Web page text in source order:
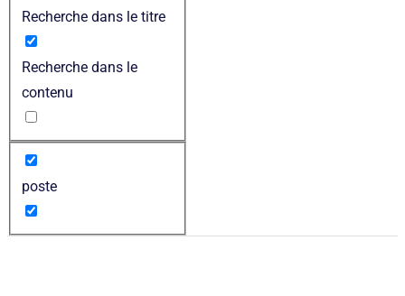
Recherche dans le titre
Recherche dans le
contenu
poste